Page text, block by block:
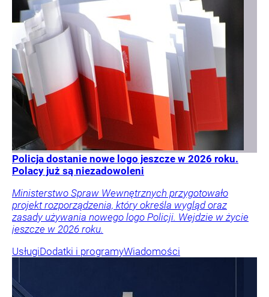
Policja dostanie nowe logo jeszcze w 2026 roku.
Polacy już są niezadowoleni
Ministerstwo Spraw Wewnętrznych przygotowało
projekt rozporządzenia, który określa wygląd oraz
zasady używania nowego logo Policji. Wejdzie w życie
jeszcze w 2026 roku.
UsługiDodatki i programyWiadomości